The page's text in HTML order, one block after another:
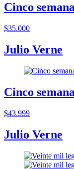
Cinco
$35.000
Julio Verne
Cinco
$43.999
Julio Verne